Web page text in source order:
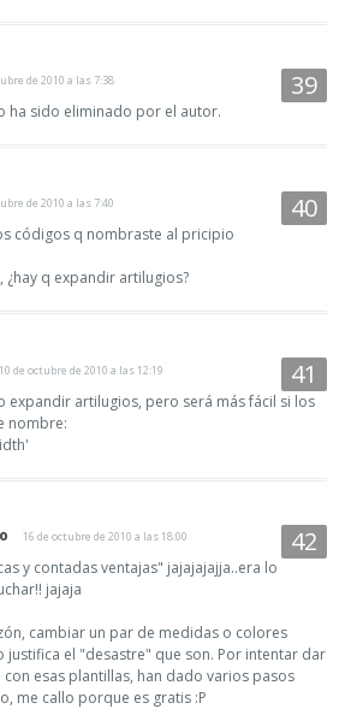
de 2010 a las 7:38
ha sido eliminado por el autor.
de 2010 a las 7:40
códigos q nombraste al pricipio
¿hay q expandir artilugios?
10 de octubre de 2010 a las 12:19
expandir artilugios, pero será más fácil si los
nombre:
16 de octubre de 2010 a las 18:00
y contadas ventajas" jajajajajja..era lo
jajaja
cambiar un par de medidas o colores
justifica el "desastre" que son. Por intentar dar
esas plantillas, han dado varios pasos
me callo porque es gratis :P